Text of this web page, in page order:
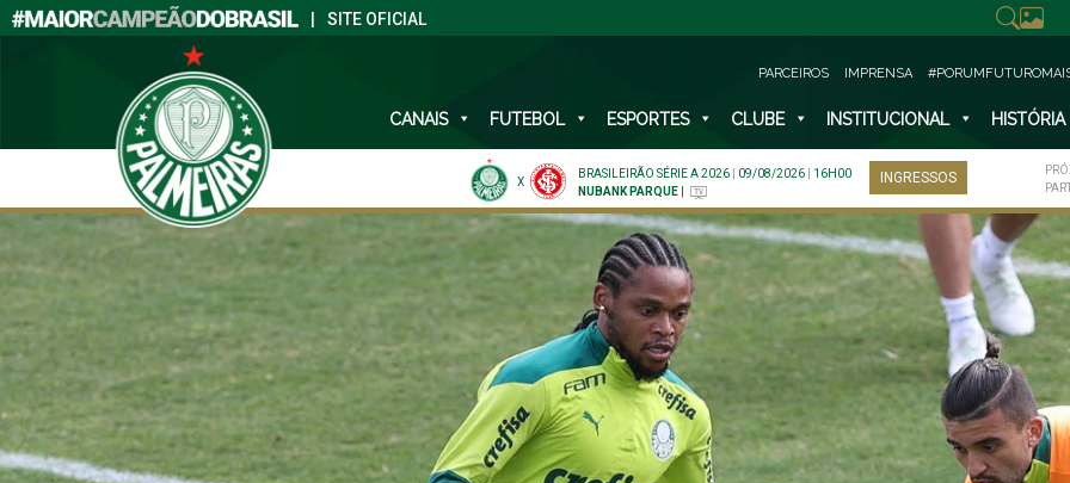
SITE OFICIAL
PARCEIROS IMPRENSA
CANAIS FUTEBOL ESPORTES CLUBE INSTITUCIONAL HISTÓRIA
X
BRASILEIRÃO SÉRIE A 2026 09/08/2026
16H00
NUBANK PARQUE
INGRESSOS